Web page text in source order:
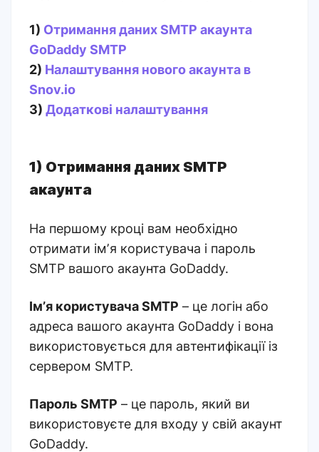
1) Отримання даних SMTP акаунта
GoDaddy SMTP
2) Налаштування нового акаунта в
Snov.io
3) Додаткові налаштування
1) Отримання даних SMTP
акаунта
На першому кроці вам необхідно
отримати імʼя користувача і пароль
SMTP вашого акаунта GoDaddy.
Імʼя користувача SMTP – це логін або
адреса вашого акаунта GoDaddy і вона
використовується для автентифікації із
сервером SMTP.
Пароль SMTP – це пароль, який ви
використовуєте для входу у свій акаунт
GoDaddy.